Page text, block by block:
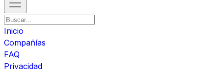
Inicio
Compañías
FAQ
Privacidad